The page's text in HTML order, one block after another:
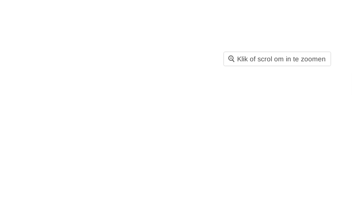
Klik of scrol om in te zoomen